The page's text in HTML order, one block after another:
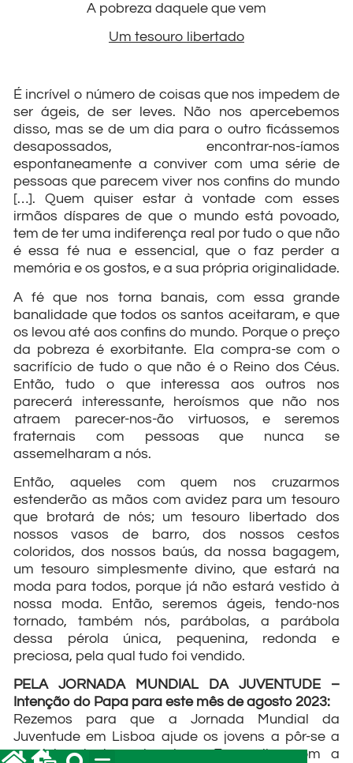
A pobreza daquele que vem
Um tesouro libertado
É incrível o número de coisas que nos impedem de
ser ágeis, de ser leves. Não nos apercebemos
disso, mas se de um dia para o outro ficássemos
desapossados, encontrar-nos-íamos
espontaneamente a conviver com uma série de
pessoas que parecem viver nos confins do mundo
[…]. Quem quiser estar à vontade com esses
irmãos díspares de que o mundo está povoado,
tem de ter uma indiferença real por tudo o que não
é essa fé nua e essencial, que o faz perder a
memória e os gostos, e a sua própria originalidade.
A fé que nos torna banais, com essa grande
banalidade que todos os santos aceitaram, e que
os levou até aos confins do mundo. Porque o preço
da pobreza é exorbitante. Ela compra-se com o
sacrifício de tudo o que não é o Reino dos Céus.
Então, tudo o que interessa aos outros nos
parecerá interessante, heroísmos que não nos
atraem parecer-nos-ão virtuosos, e seremos
fraternais com pessoas que nunca se
assemelharam a nós.
Então, aqueles com quem nos cruzarmos
estenderão as mãos com avidez para um tesouro
que brotará de nós; um tesouro libertado dos
nossos vasos de barro, dos nossos cestos
coloridos, dos nossos baús, da nossa bagagem,
um tesouro simplesmente divino, que estará na
moda para todos, porque já não estará vestido à
nossa moda. Então, seremos ágeis, tendo-nos
tornado, também nós, parábolas, a parábola
dessa pérola única, pequenina, redonda e
preciosa, pela qual tudo foi vendido.
PELA JORNADA MUNDIAL DA JUVENTUDE –
Intenção do Papa para este mês de agosto 2023:
Rezemos para que a Jornada Mundial da
Juventude em Lisboa ajude os jovens a pôr-se a
caminho, testemunhando o Evangelho com a